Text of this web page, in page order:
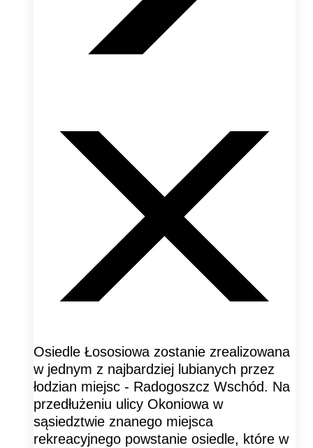
Osiedle Łososiowa zostanie zrealizowana
w jednym z najbardziej lubianych przez
łodzian miejsc - Radogoszcz Wschód. Na
przedłużeniu ulicy Okoniowa w
sąsiedztwie znanego miejsca
rekreacyjnego powstanie osiedle, które w